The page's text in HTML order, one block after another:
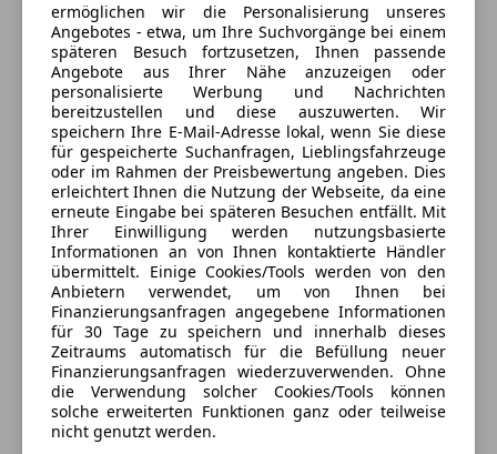
Beifahrerairbag
ESP
Fahrerairbag
Fernlichtassistent
Isofix
Kopfairbag
Kurvenlicht
Laserlicht
LED-Scheinwerfer
LED-Tagfahrlicht
Notbremsassistent
Notrufsystem
Reifendruckkontrollsystem
Seitenairbag
Servolenkung
Spurhalteassistent
Totwinkel-Assistent
1230 Wien, AT
Kontakt
Anbieter kontaktieren
Deine Nachricht
ermöglichen wir die Personalisierung unseres
Angebotes - etwa, um Ihre Suchvorgänge bei einem
späteren Besuch fortzusetzen, Ihnen passende
Angebote aus Ihrer Nähe anzuzeigen oder
personalisierte Werbung und Nachrichten
bereitzustellen und diese auszuwerten. Wir
speichern Ihre E-Mail-Adresse lokal, wenn Sie diese
für gespeicherte Suchanfragen, Lieblingsfahrzeuge
oder im Rahmen der Preisbewertung angeben. Dies
erleichtert Ihnen die Nutzung der Webseite, da eine
erneute Eingabe bei späteren Besuchen entfällt. Mit
Ihrer Einwilligung werden nutzungsbasierte
Informationen an von Ihnen kontaktierte Händler
übermittelt. Einige Cookies/Tools werden von den
Anbietern verwendet, um von Ihnen bei
Finanzierungsanfragen angegebene Informationen
für 30 Tage zu speichern und innerhalb dieses
Zeitraums automatisch für die Befüllung neuer
Finanzierungsanfragen wiederzuverwenden. Ohne
die Verwendung solcher Cookies/Tools können
solche erweiterten Funktionen ganz oder teilweise
nicht genutzt werden.